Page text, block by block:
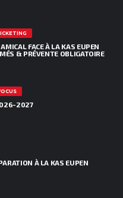
FACE À LA KAS EUPEN
& PRÉVENTE OBLIGATOIRE
2027
À LA KAS EUPEN